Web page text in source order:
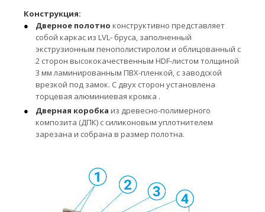
Конструкция:
Дверное полотно конструктивно представляет
собой каркас из LVL- бруса, заполненный
экструзионным пенополистиролом и облицованный с
2 сторон высококачественным HDF-листом толщиной
3 мм ламинированным ПВХ-пленкой, с заводской
врезкой под замок. С двух сторон установлена
торцевая алюминиевая кромка .
Дверная коробка из древесно-полимерного
композита (ДПК) с силиконовым уплотнителем
зарезана и собрана в размер полотна.